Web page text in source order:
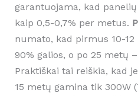
garantuojama, kad
kaip 0,5-0,7% per metus.
numato, kad pirmus 10-
90% galios, o po 25 metų
Praktiškai tai reiškia, kad
15 metų gamina tik 300W